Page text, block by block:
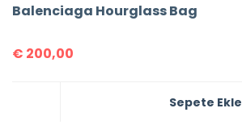
Balenciaga Hourglass Bag
€ 200,00
Sepete Ekle